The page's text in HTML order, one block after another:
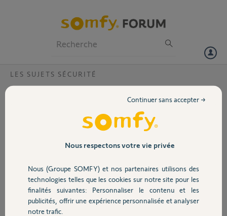
Volet
Sécurité
Domotique
LES SUJETS SÉCURITÉ
Installer mon nouveau smartphone ?
Nous ne parvenons pas à installer l'alarme sur notre nouveau
smartphone. Nous avons tout essayé rien ne fonctionne
Virginie G.
il y a environ 2 ans
Participer au fil de discussion
Nous respectons votre vie privée
Nous (Groupe SOMFY) et nos partenaires utilisons des
technologies telles que les cookies sur notre site pour les
finalités suivantes: Personnaliser le contenu et les
publicités, offrir une expérience personnalisée et analyser
notre trafic.
Continuer sans accepter →